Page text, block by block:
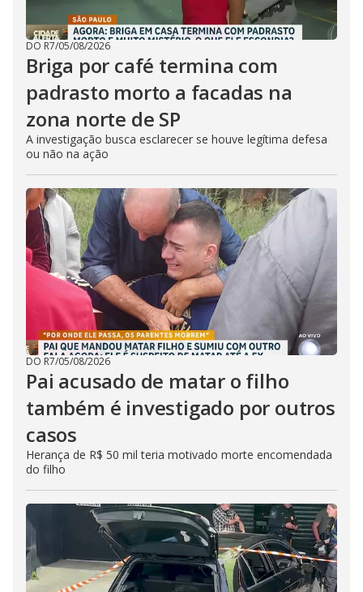
DO R7/05/08/2026
Briga por café termina com
padrasto morto a facadas na
zona norte de SP
A investigação busca esclarecer se houve legítima defesa
ou não na ação
DO R7/05/08/2026
Pai acusado de matar o filho
também é investigado por outros
casos
Herança de R$ 50 mil teria motivado morte encomendada
do filho